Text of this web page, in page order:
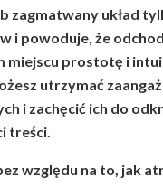
zagmatwany układ
i powoduje, że
miejscu prostotę i
utrzymać
i zachęcić ich do
treści.
względu na to, jak